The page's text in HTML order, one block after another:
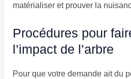
matérialiser et prouver la
Procédures pour
l’impact de l’arbre
Pour que votre demande ait du